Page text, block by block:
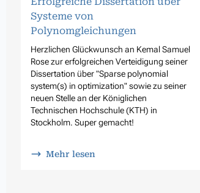
Systeme von
Polynomgleichungen
Herzlichen Glückwunsch an Kemal Samuel
Rose zur erfolgreichen Verteidigung seiner
Dissertation über "Sparse polynomial
system(s) in optimization" sowie zu seiner
neuen Stelle an der Königlichen
Technischen Hochschule (KTH) in
Stockholm. Super gemacht!
Mehr lesen